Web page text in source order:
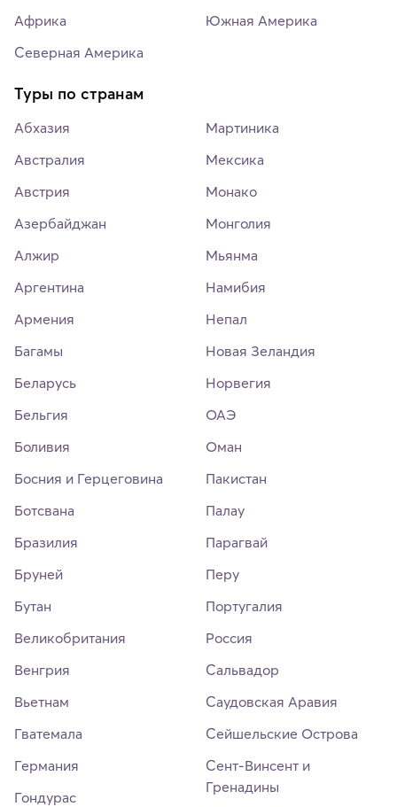
Африка
Северная Америка
Южная Америка
Туры по странам
Абхазия
Австралия
Австрия
Азербайджан
Алжир
Аргентина
Армения
Багамы
Беларусь
Бельгия
Боливия
Босния и Герцеговина
Ботсвана
Бразилия
Бруней
Бутан
Великобритания
Венгрия
Вьетнам
Гватемала
Германия
Гондурас
Мартиника
Мексика
Монако
Монголия
Мьянма
Намибия
Непал
Новая Зеландия
Норвегия
ОАЭ
Оман
Пакистан
Палау
Парагвай
Перу
Португалия
Россия
Сальвадор
Саудовская Аравия
Сейшельские Острова
Сент-Винсент и
Гренадины